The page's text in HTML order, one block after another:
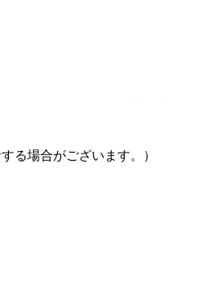
る場合がございます。）